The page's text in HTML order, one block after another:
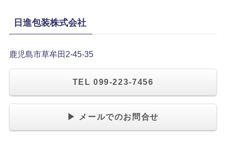
日進包装株式会社
鹿児島市草牟田2-45-35
TEL 099-223-7456
▶ メールでのお問合せ